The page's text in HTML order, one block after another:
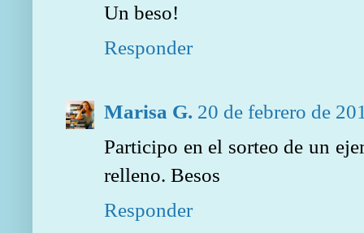
Un beso!
Responder
Marisa G. 20 de febrero de
Participo en el sorteo de un
relleno. Besos
Responder